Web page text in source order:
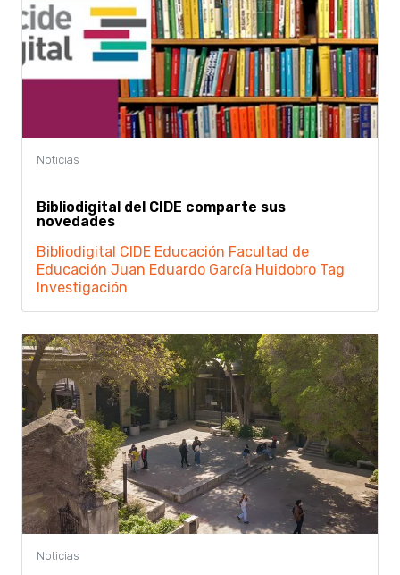
Bibliodigital del CIDE comparte sus
novedades
Bibliodigital CIDE Educación Facultad de
Educación Juan Eduardo García Huidobro Tag
Investigación